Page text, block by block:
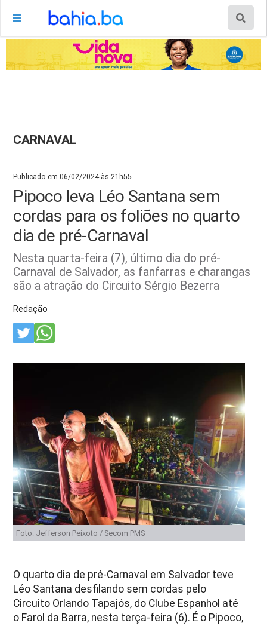
CARNAVAL
Publicado em 06/02/2024 às 21h55.
Pipoco leva Léo Santana sem
cordas para os foliões no quarto
dia de pré-Carnaval
Nesta quarta-feira (7), último dia do pré-
Carnaval de Salvador, as fanfarras e charangas
são a atração do Circuito Sérgio Bezerra
Redação
Foto: Jefferson Peixoto / Secom PMS
O quarto dia de pré-Carnaval em Salvador teve
Léo Santana desfilando sem cordas pelo
Circuito Orlando Tapajós, do Clube Espanhol até
o Farol da Barra, nesta terça-feira (6). É o Pipoco,